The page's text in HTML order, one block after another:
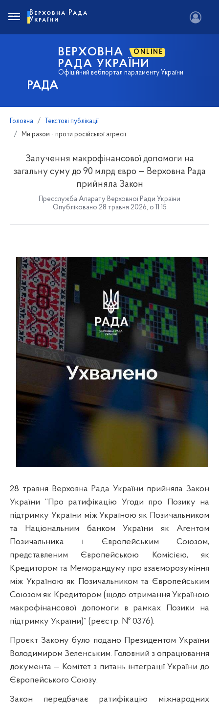
РАДА
ВЕРХОВНА ONLINE
РАДА УКРАЇНИ
Офіційний вебпортал парламенту України
Верховна Рада
України
Головна
Текстові публікації
Ми разом - проти російської агресії
Залучення макрофінансової допомоги на
загальну суму до 90 млрд євро — Верховна Рада
прийняла Закон
Пресслужба Апарату Верховної Ради України
Опубліковано 28 травня 2026, о 11:15
28 травня Верховна Рада України прийняла Закон
України “Про ратифікацію Угоди про Позику на
підтримку України між Україною як Позичальником
та Національним банком України як Агентом
Позичальника і Європейським Союзом,
представленим Європейською Комісією, як
Кредитором та Меморандуму про взаєморозуміння
між Україною як Позичальником та Європейським
Союзом як Кредитором (щодо отримання Україною
макрофінансової допомоги в рамках Позики на
підтримку України)” (реєстр. № 0376).
Проєкт Закону було подано Президентом України
Володимиром Зеленським. Головний з опрацювання
документа — Комітет з питань інтеграції України до
Європейського Союзу.
Закон передбачає ратифікацію міжнародних